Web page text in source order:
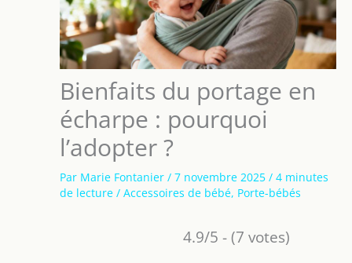
Bienfaits du portage en
écharpe : pourquoi
l’adopter ?
Par Marie Fontanier / 7 novembre 2025 / 4 minutes
de lecture / Accessoires de bébé, Porte-bébés
4.9/5 - (7 votes)